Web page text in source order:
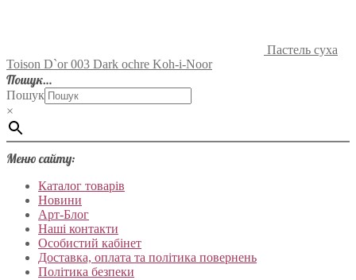
Пастель суха
Toison D`or 003 Dark ochre Koh-i-Noor
Пошук…
Пошук
×
Меню сайту:
Каталог товарів
Новини
Арт-Блог
Наші контакти
Особистий кабінет
Доставка, оплата та політика повернень
Політика безпеки